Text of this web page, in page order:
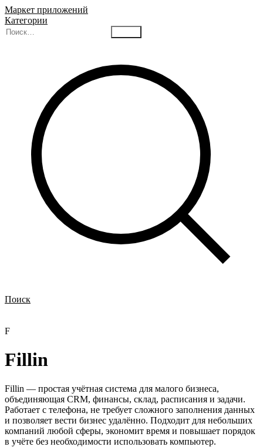
Маркет приложений
Категории
Поиск
F
Fillin
Fillin — простая учётная система для малого бизнеса,
объединяющая CRM, финансы, склад, расписания и задачи.
Работает с телефона, не требует сложного заполнения данных
и позволяет вести бизнес удалённо. Подходит для небольших
компаний любой сферы, экономит время и повышает порядок
в учёте без необходимости использовать компьютер.